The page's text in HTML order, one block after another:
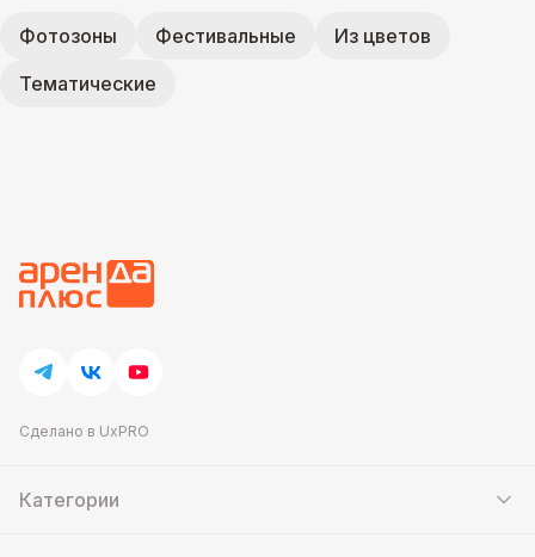
Фотозоны Фестивальные
Из цветов
Тематические
Сделано в UxPRO
Категории